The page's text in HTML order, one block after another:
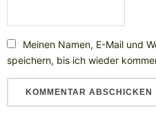
Meinen Namen, E-Mail und
speichern, bis ich wieder